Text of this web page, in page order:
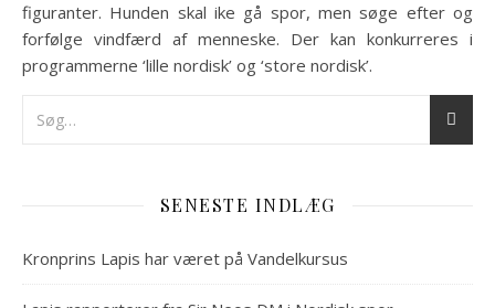
figuranter. Hunden skal ike gå spor, men søge efter og
forfølge vindfærd af menneske. Der kan konkurreres i
programmerne ‘lille nordisk’ og ‘store nordisk’.
SENESTE INDLÆG
Kronprins Lapis har været på Vandelkursus